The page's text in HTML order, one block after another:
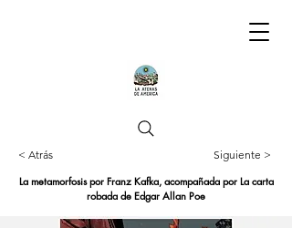
< Atrás
Siguiente >
La metamorfosis por Franz Kafka, acompañada por La carta
robada de Edgar Allan Poe